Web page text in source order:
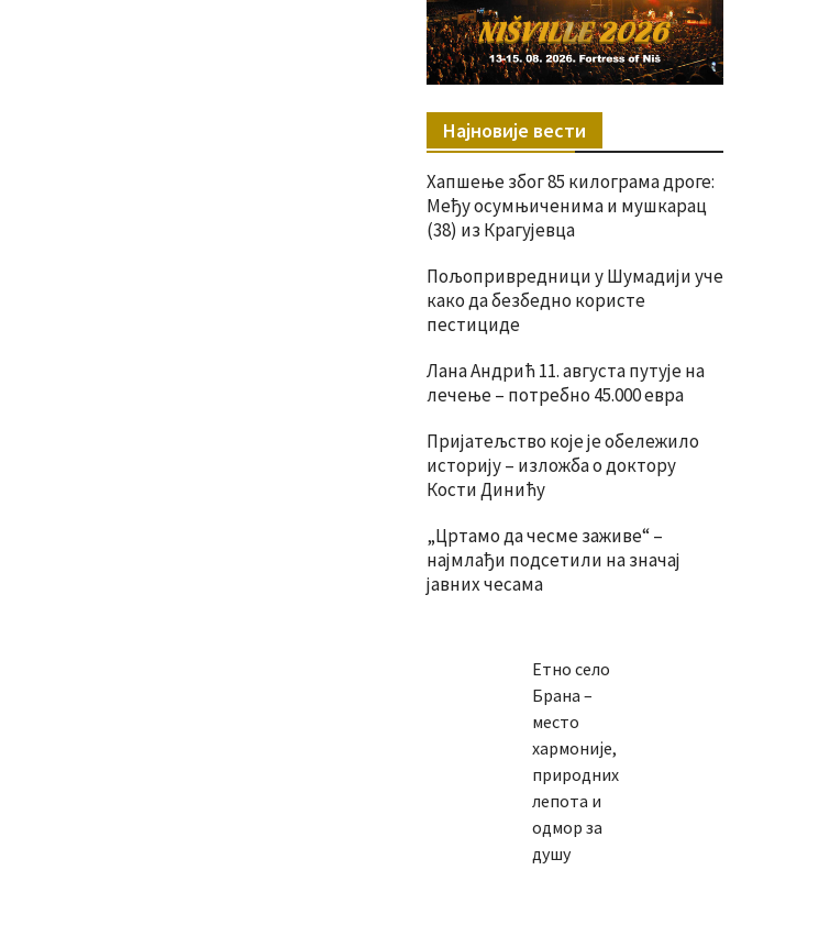
Најновије вести
Хапшење због 85 килограма дроге:
Међу осумњиченима и мушкарац
(38) из Крагујевца
Пољопривредници у Шумадији уче
како да безбедно користе
пестициде
Лана Андрић 11. августа путује на
лечење – потребно 45.000 евра
Пријатељство које је обележило
историју – изложба о доктору
Кости Динићу
„Цртамо да чесме заживе“ –
најмлађи подсетили на значај
јавних чесама
Етно село
Брана –
место
хармоније,
природних
лепота и
одмор за
душу